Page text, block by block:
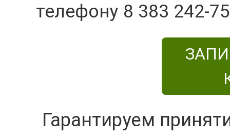
телефону 8 383 242-
Гарантируем